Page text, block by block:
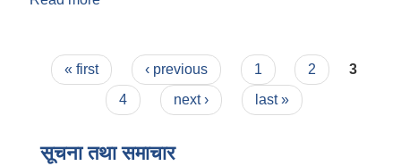
Pages
« first ‹ previous 1 2
3
4
next › last »
सूचना तथा समाचार